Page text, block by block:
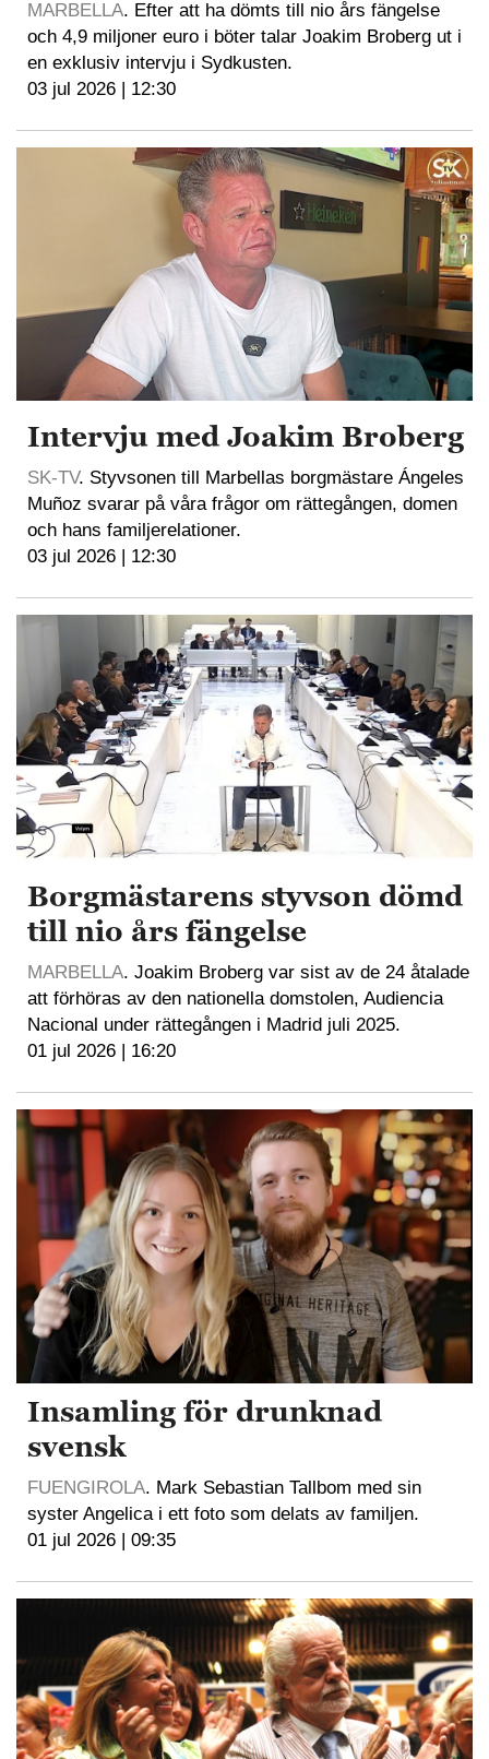
MARBELLA. Efter att ha dömts till nio års fängelse
och 4,9 miljoner euro i böter talar Joakim Broberg ut i
en exklusiv intervju i Sydkusten.
03 jul 2026 | 12:30
Intervju med Joakim Broberg
SK-TV. Styvsonen till Marbellas borgmästare Ángeles
Muñoz svarar på våra frågor om rättegången, domen
och hans familjerelationer.
03 jul 2026 | 12:30
Borgmästarens styvson dömd
till nio års fängelse
MARBELLA. Joakim Broberg var sist av de 24 åtalade
att förhöras av den nationella domstolen, Audiencia
Nacional under rättegången i Madrid juli 2025.
01 jul 2026 | 16:20
Insamling för drunknad
svensk
FUENGIROLA. Mark Sebastian Tallbom med sin
syster Angelica i ett foto som delats av familjen.
01 jul 2026 | 09:35